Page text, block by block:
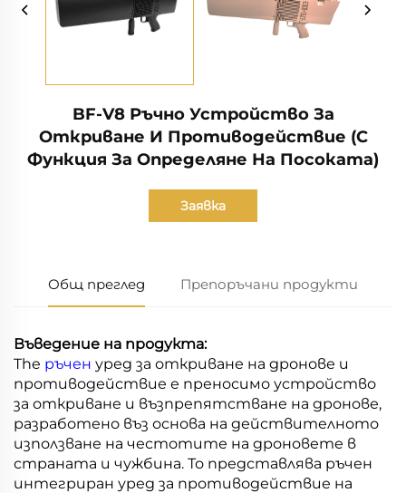
BF-V8 Ръчно Устройство За
Откриване И Противодействие (С
Функция За Определяне На Посоката)
Заявка
Общ преглед Препоръчани продукти
Въведение на продукта:
The ръчен уред за откриване на дронове и
противодействие е преносимо устройство
за откриване и възпрепятстване на дронове,
разработено въз основа на действителното
използване на честотите на дроновете в
страната и чужбина. То представлява ръчен
интегриран уред за противодействие на